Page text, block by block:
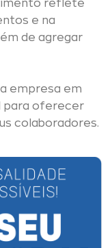
reflete
e na
de agregar
empresa em
para oferecer
colaboradores.